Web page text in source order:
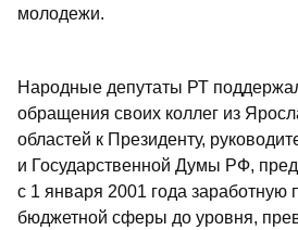
молодежи.
Народные депутаты РТ
обращения своих коллег из
областей к Президенту,
и Государственной Думы РФ,
с 1 января 2001 года заработную
бюджетной сферы до уровня,